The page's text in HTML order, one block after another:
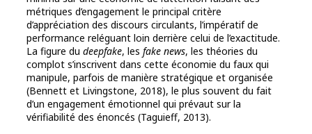
métriques d’engagement le principal critère
d’appréciation des discours circulants, l’impératif de
performance reléguant loin derrière celui de l’exactitude.
La figure du deepfake, les fake news, les théories du
complot s’inscrivent dans cette économie du faux qui
manipule, parfois de manière stratégique et organisée
(Bennett et Livingstone, 2018), le plus souvent du fait
d’un engagement émotionnel qui prévaut sur la
vérifiabilité des énoncés (Taguieff, 2013).